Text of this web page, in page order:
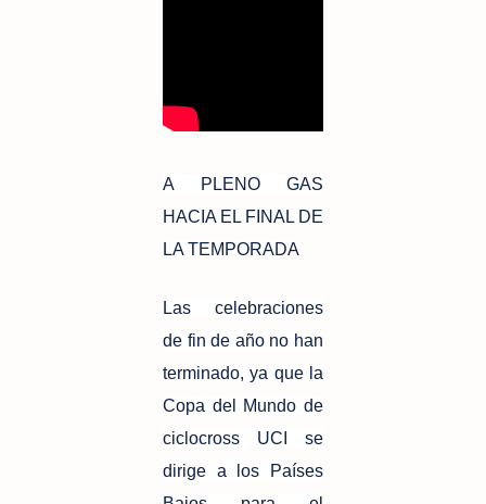
A PLENO GAS
HACIA EL FINAL DE
LA TEMPORADA
Las celebraciones
de fin de año no han
terminado, ya que la
Copa del Mundo de
ciclocross UCI se
dirige a los Países